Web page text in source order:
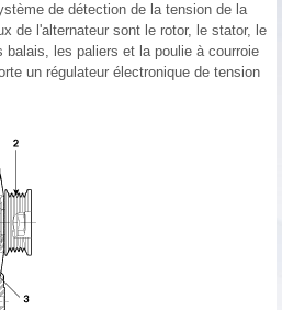
de détection de la tension de la
de l'alternateur sont le rotor, le stator, le
balais, les paliers et la poulie à courroie
un régulateur électronique de tension